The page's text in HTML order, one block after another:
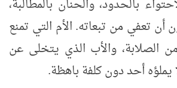
بالحدود، والحنان بالمطالبة،
تعفي من تبعاته. الأم التي تمنع
من الصلابة، والأب الذي يتخلى عن
يملؤه أحد دون كلفة باهظة.